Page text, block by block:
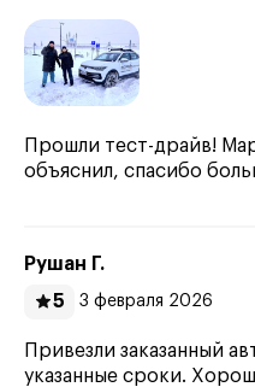
Прошли тест-драйв!
объяснил, спасибо
Рушан Г.
5
3 февраля 2026
Привезли заказанный
указанные сроки.